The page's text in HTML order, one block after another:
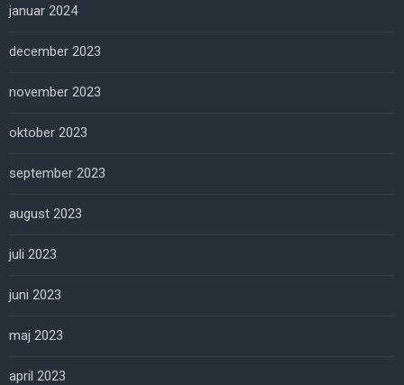
januar 2024
december 2023
november 2023
oktober 2023
september 2023
august 2023
juli 2023
juni 2023
maj 2023
april 2023